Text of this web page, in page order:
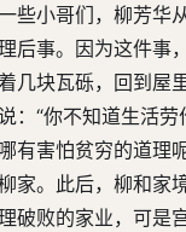
小哥们，柳芳华
后事。因为这件事
几块瓦砾，回到屋
“你不知道生活
害怕贫穷的道理
家。此后，柳和家
败的家业，可是